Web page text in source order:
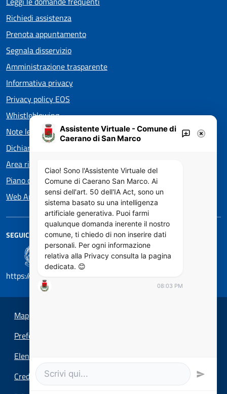
Richiedi assistenza
Prenota appuntamento
Segnala disservizio
Amministrazione trasparente
Informativa privacy
Privacy policy EOS
Whistleblowing
Note legali
Dichiarazione di accessibilità
Area riservata Consiglieri
Piano di Miglioramento dei Servizi
Web Analytics Italia
SEGUICI SU
https://designers.italia.it/
Mappa del sito
Preferenze cookie
Elenco Siti Tematici
Credits
Assistente Virtuale - Comune di
Caerano di San Marco
Ciao! Sono l'Assistente Virtuale del
Comune di Caerano San Marco. Ai
sensi dell'art. 50 dell'IA Act, sono un
sistema basato su una intelligenza
artificiale generativa. Puoi farmi
qualunque domanda inerente il nostro
comune, ti chiedo di non inserire dati
personali. Per ogni informazione
relativa alla Privacy consulta la pagina
dedicata. 😊
08:03 PM